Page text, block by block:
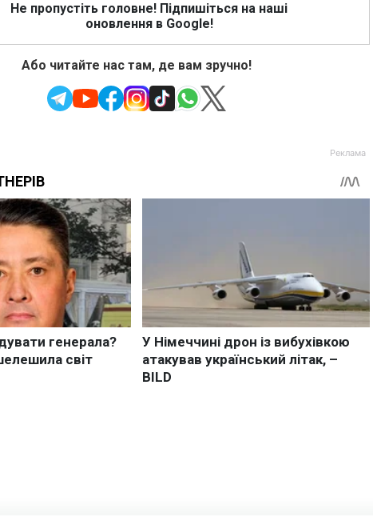
Не пропустіть головне! Підпишіться на наші
оновлення в Google!
Або читайте нас там, де вам зручно!